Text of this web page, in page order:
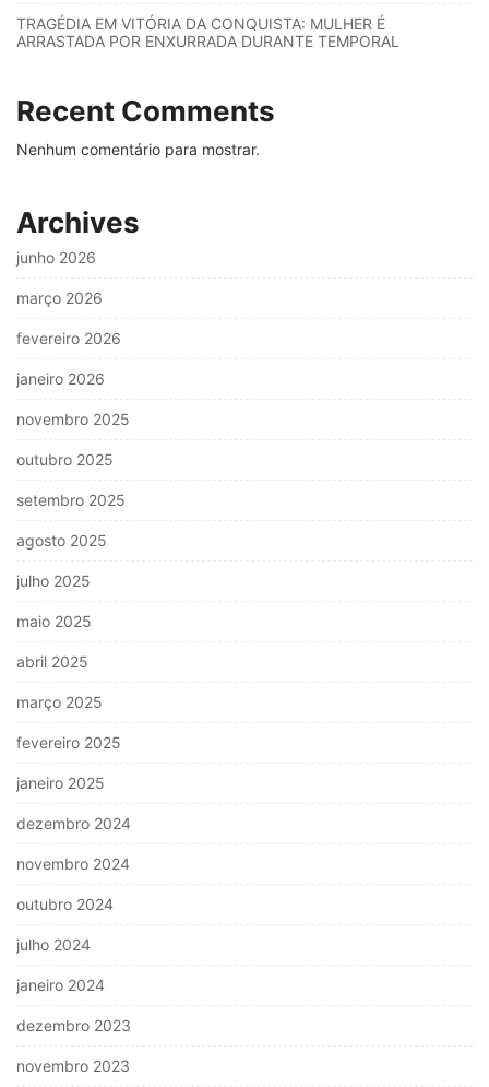
TRAGÉDIA EM VITÓRIA DA CONQUISTA: MULHER É
ARRASTADA POR ENXURRADA DURANTE TEMPORAL
Recent Comments
Nenhum comentário para mostrar.
Archives
junho 2026
março 2026
fevereiro 2026
janeiro 2026
novembro 2025
outubro 2025
setembro 2025
agosto 2025
julho 2025
maio 2025
abril 2025
março 2025
fevereiro 2025
janeiro 2025
dezembro 2024
novembro 2024
outubro 2024
julho 2024
janeiro 2024
dezembro 2023
novembro 2023